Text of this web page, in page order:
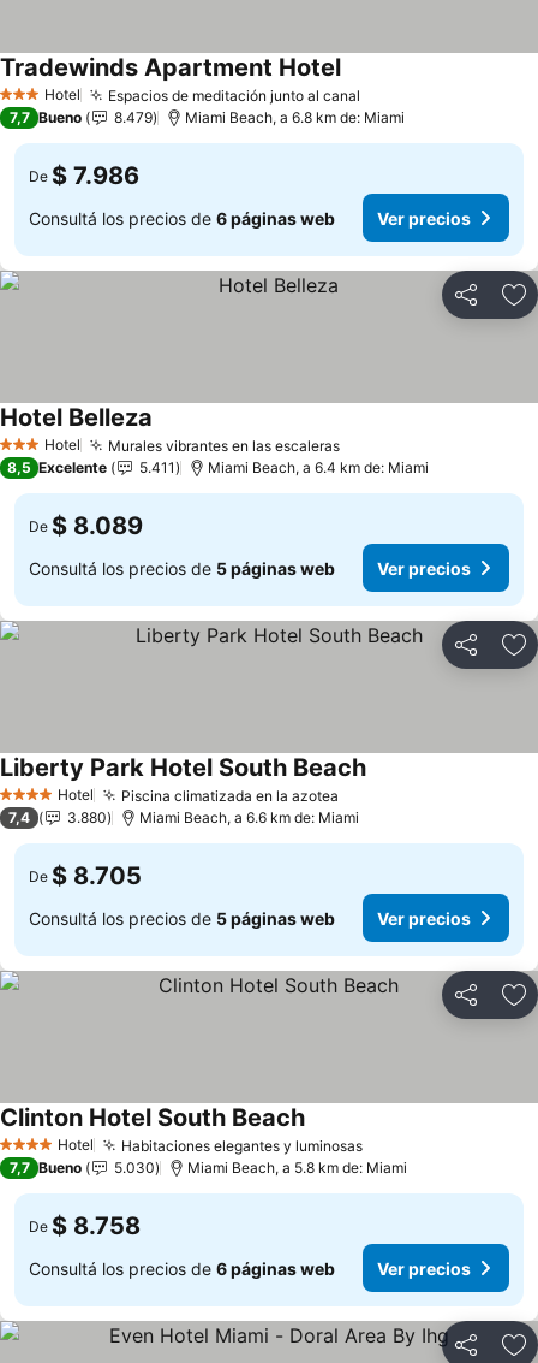
3 Estrellas
Hotel Espacios de meditación junto al canal
Tradewinds Apartment HotelVer precios
7,7 Bueno 8.479 Miami Beach, a 6.8 km de: Miami
De $ 7.986
Consultá los precios de 6 páginas web Ver precios
Compartir
3 Estrellas
Hotel Murales vibrantes en las escalerasVer precios
Hotel Belleza
8,5 Excelente 5.411 Miami Beach, a 6.4 km de: Miami
De $ 8.089
Consultá los precios de 5 páginas web Ver precios
Compartir
4 EstrellasHotel Piscina climatizada en la azotea
Liberty Park Hotel South BeachVer precios
7,4 3.880 Miami Beach, a 6.6 km de: Miami
De $ 8.705
Consultá los precios de 5 páginas web Ver precios
Compartir
4 EstrellasHotel Habitaciones elegantes y luminosasVer precios
Clinton Hotel South BeachVer precios
7,7 Bueno 5.030 Miami Beach, a 5.8 km de: Miami
De $ 8.758
Consultá los precios de 6 páginas web Ver precios
Compartir